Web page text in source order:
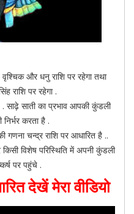
और धनु राशि पर रहेगा तथा
राशि पर रहेगा .
साढ़े साती का प्रभाव आपकी कुंडली
करता है .
गणना चन्द्र राशि पर आधारित है ..
विशेष परिस्थिति में अपनी कुंडली
पर पहुंचे .
देखें मेरा वीडियो